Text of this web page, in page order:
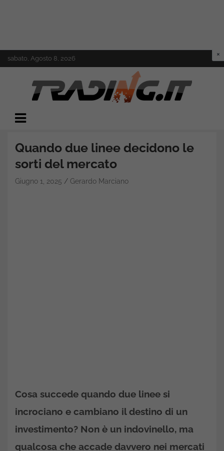
to
sabato, Agosto 8, 2026
Trading.it
Quando due linee decidono le
sorti del mercato
Giugno 1, 2025 Gerardo Marciano
Cosa succede quando due linee si
incrociano e cambiano il destino di un
investimento? Non è un indovinello, ma
qualcosa che accade davvero nei mercati